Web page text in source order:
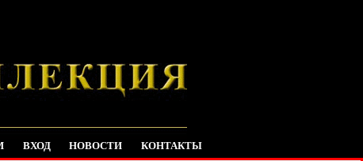
ВХОД НОВОСТИ КОНТАКТЫ